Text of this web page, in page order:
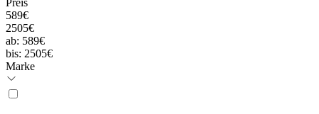
Preis
589€
2505€
ab: 589€
bis: 2505€
Marke